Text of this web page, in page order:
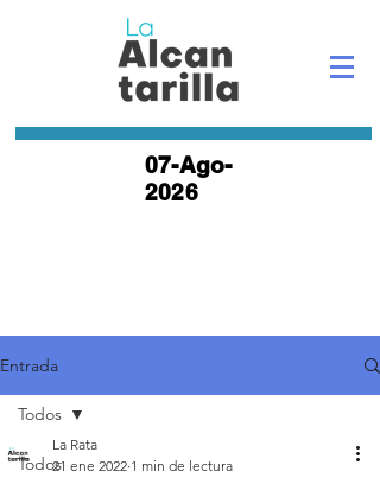
07-Ago-
2026
Entrada
Todos
Todos
La Rata
21 ene 2022 1 min de lectura